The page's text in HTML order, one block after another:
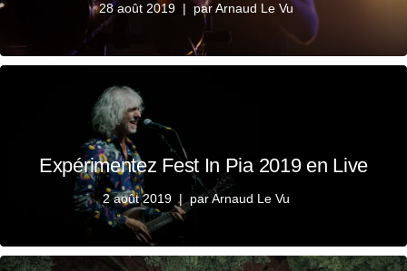
28 août 2019 parArnaud Le Vu
Expérimentez Fest In Pia 2019 en Live
2 août 2019 parArnaud Le Vu